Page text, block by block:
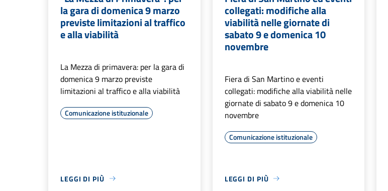
la gara di domenica 9 marzo
previste limitazioni al traffico
e alla viabilità
La Mezza di primavera: per la gara di
domenica 9 marzo previste
limitazioni al traffico e alla viabilità
Comunicazione istituzionale
LEGGI DI PIÙ
collegati: modifiche alla
viabilità nelle giornate di
sabato 9 e domenica 10
novembre
Fiera di San Martino e eventi
collegati: modifiche alla viabilità nelle
giornate di sabato 9 e domenica 10
novembre
Comunicazione istituzionale
LEGGI DI PIÙ